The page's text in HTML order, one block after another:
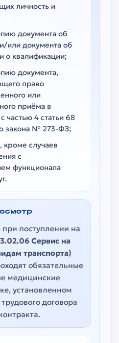
личность и
документа об
или документа об
о квалификации;
документа,
право
или
приёма в
частью 4 статьи 68
закона № 273-ФЗ;
кроме случаев
с
функционала
поступлении на
Сервис на
транспорта)
обязательные
медицинские
установленном
договора